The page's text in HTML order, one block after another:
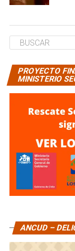
PROYECTO
MINISTERIO
ANCUD –